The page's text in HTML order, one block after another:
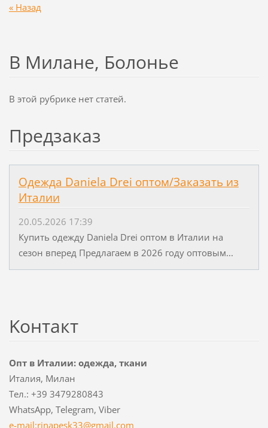
« Назад
В Милане, Болонье
В этой рубрике нет статей.
Предзаказ
Одежда Daniela Drei оптом/Заказать из
Италии
20.05.2026 17:39
Купить одежду Daniela Drei оптом в Италии на
сезон вперед Предлагаем в 2026 году оптовым...
Koнтакт
Опт в Италии: одежда, ткани
Италия, Милан
Тел.: +39 3479280843
WhatsApp, Telegram, Viber
e-mail:rinapesk33@gmail.com